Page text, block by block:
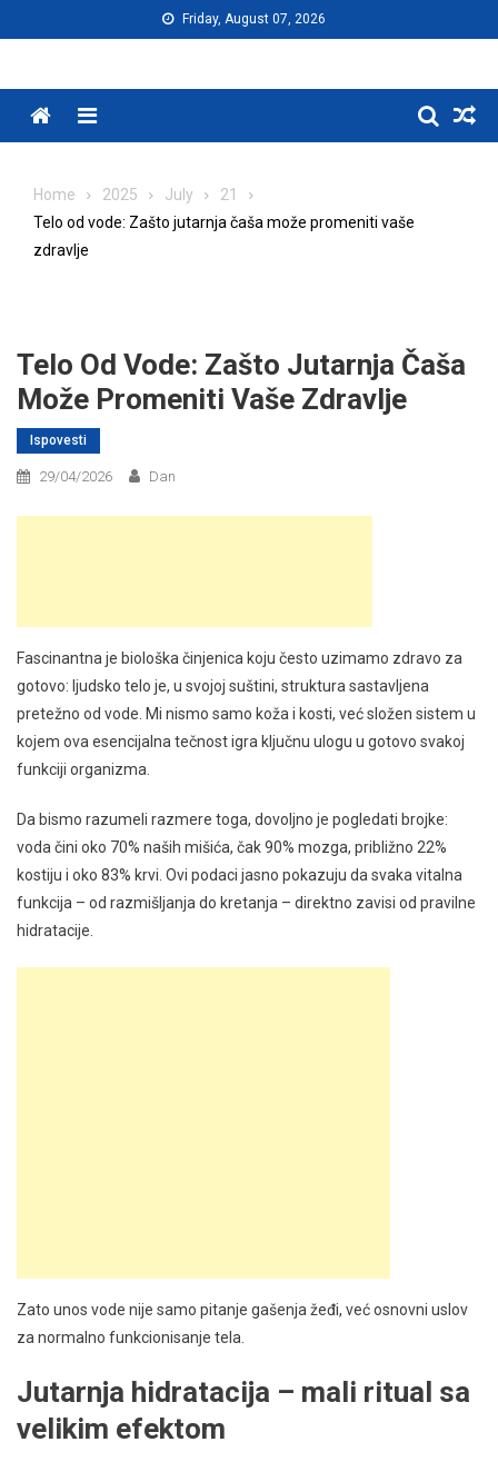
to
Friday, August 07, 2026
Menu
Home 2025 July
21
Telo od vode: Zašto jutarnja čaša može promeniti vaše
zdravlje
Telo Od Vode: Zašto Jutarnja Čaša
Može Promeniti Vaše Zdravlje
Ispovesti
29/04/2026 Dan
Fascinantna je biološka činjenica koju često uzimamo zdravo za
gotovo: ljudsko telo je, u svojoj suštini, struktura sastavljena
pretežno od vode. Mi nismo samo koža i kosti, već složen sistem u
kojem ova esencijalna tečnost igra ključnu ulogu u gotovo svakoj
funkciji organizma.
Da bismo razumeli razmere toga, dovoljno je pogledati brojke:
voda čini oko 70% naših mišića, čak 90% mozga, približno 22%
kostiju i oko 83% krvi. Ovi podaci jasno pokazuju da svaka vitalna
funkcija – od razmišljanja do kretanja – direktno zavisi od pravilne
hidratacije.
Zato unos vode nije samo pitanje gašenja žeđi, već osnovni uslov
za normalno funkcionisanje tela.
Jutarnja hidratacija – mali ritual sa
velikim efektom